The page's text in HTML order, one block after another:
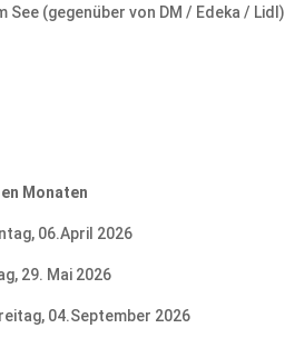
(gegenüber von DM / Edeka / Lidl)
Monaten
06.April 2026
29. Mai 2026
04.September 2026